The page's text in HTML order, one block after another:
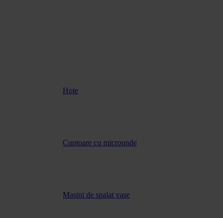
Hote
Cuptoare cu microunde
Masini de spalat vase